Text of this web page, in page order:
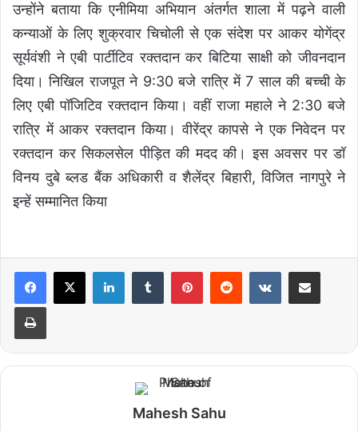
उन्होंने बताया कि एनीमिया अभियान अंतर्गत शाला में पढ़ने वाली
कन्याओं के लिए शुक्रवार चिचोली से एक संदेश पर आकर योगेंद्र
सूर्यवंशी ने एबी पार्टीटिव रक्तदान कर बिटिया साक्षी को जीवनदान
दिया। निखिल राजपूत ने 9:30 बजे रात्रि में 7 साल की बच्ची के
लिए एबी पॉजिटिव रक्तदान किया। वहीं राजा महाले ने 2:30 बजे
रात्रि में आकर रक्तदान किया। वीरेंद्र कापसे ने एक निवेदन पर
रक्तदान कर सिकलसेल पीड़ित की मदद की। इस अवसर पर डॉ
विनय दुबे ब्लड बैंक अधिकारी व शैलेंद्र बिहारी, विजित नागपुरे ने
इन्हें सम्मानित किया
Mahesh Sahu